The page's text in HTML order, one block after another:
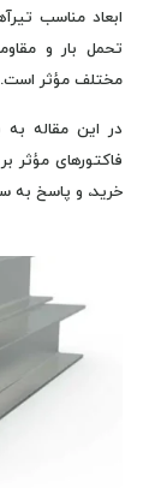
ابعاد مناسب
تحمل بار و
مختلف مؤثر است.
در این مقاله
فاکتورهای مؤثر
خرید، و پاسخ به